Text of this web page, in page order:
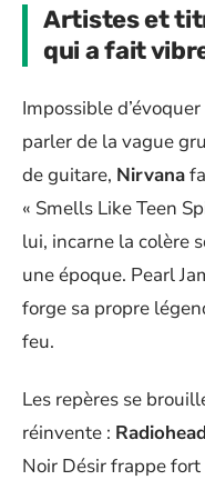
Artistes et
qui a fait
Impossible d’évoquer
parler de la vague
de guitare, Nirvana
« Smells Like Teen
lui, incarne la colère
une époque. Pearl
forge sa propre
feu.
Les repères se
réinvente : Radiohead
Noir Désir frappe fort